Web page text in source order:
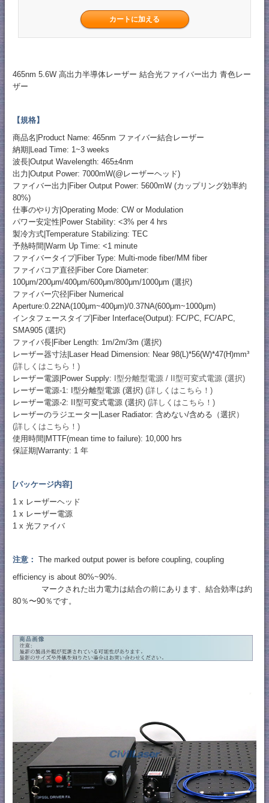
465nm 5.6W 高出力半導体レーザー 結合光ファイバー出力 青色レー
ザー
【規格】
商品名|Product Name: 465nm ファイバー結合レーザー
納期|Lead Time: 1~3 weeks
波長|Output Wavelength: 465±4nm
出力|Output Power: 7000mW(@レーザーヘッド)
ファイバー出力|Fiber Output Power: 5600mW (カップリング効率約
80%)
仕事のやり方|Operating Mode: CW or Modulation
パワー安定性|Power Stability: <3% per 4 hrs
製冷方式|Temperature Stabilizing: TEC
予熱時間|Warm Up Time: <1 minute
ファイバータイプ|Fiber Type: Multi-mode fiber/MM fiber
ファイバコア直径|Fiber Core Diameter:
100μm/200μm/400μm/600μm/800μm/1000μm (選択)
ファイバー穴径|Fiber Numerical
Aperture:0.22NA(100μm~400μm)/0.37NA(600μm~1000μm)
インタフェースタイプ|Fiber Interface(Output): FC/PC, FC/APC,
SMA905 (選択)
ファイバ長|Fiber Length: 1m/2m/3m (選択)
レーザー器寸法|Laser Head Dimension: Near 98(L)*56(W)*47(H)mm³
(詳しくはこちら！)
レーザー電源|Power Supply: I型分離型電源 / II型可変式電源 (選択)
レーザー電源-1: I型分離型電源 (選択) (詳しくはこちら！)
レーザー電源-2: II型可変式電源 (選択) (詳しくはこちら！)
レーザーのラジエーター|Laser Radiator: 含めない/含める（選択）
(詳しくはこちら！)
使用時間|MTTF(mean time to failure): 10,000 hrs
保証期|Warranty: 1 年
[パッケージ内容]
1 x レーザーヘッド
1 x レーザー電源
1 x 光ファイバ
注意： The marked output power is before coupling, coupling
efficiency is about 80%~90%.
マークされた出力電力は結合の前にあります、結合効率は約
80％〜90％です。